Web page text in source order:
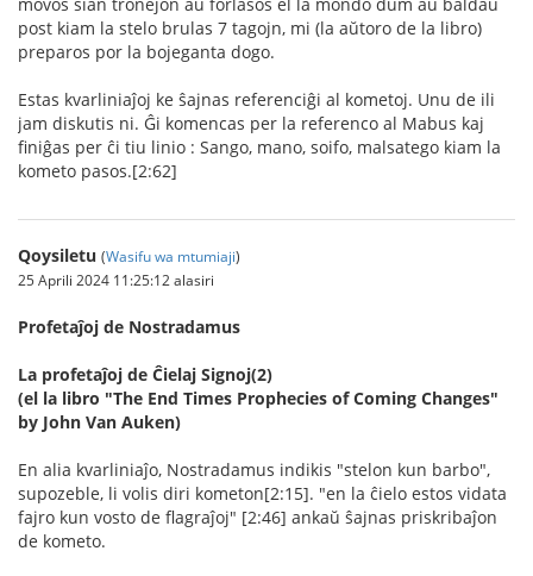
post kiam la stelo brulas 7 tagojn, mi (la aŭtoro de la libro)
preparos por la bojeganta dogo.
Estas kvarliniaĵoj ke ŝajnas referenciĝi al kometoj. Unu de ili
jam diskutis ni. Ĝi komencas per la referenco al Mabus kaj
finiĝas per ĉi tiu linio : Sango, mano, soifo, malsatego kiam la
kometo pasos.[2:62]
Qoysiletu (Wasifu wa mtumiaji)
25 Aprili 2024 11:25:12 alasiri
Profetaĵoj de Nostradamus
La profetaĵoj de Ĉielaj Signoj(2)
(el la libro "The End Times Prophecies of Coming Changes"
by John Van Auken)
En alia kvarliniaĵo, Nostradamus indikis "stelon kun barbo",
supozeble, li volis diri kometon[2:15]. "en la ĉielo estos vidata
fajro kun vosto de flagraĵoj" [2:46] ankaŭ ŝajnas priskribaĵon
de kometo.